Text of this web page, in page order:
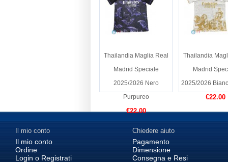
Thailandia Maglia Real
Madrid Speciale
2025/2026 Nero
Purpureo
€22.00
Thailandia
Madrid
2025/2026
€22.00
Il mio conto
Il mio conto
Ordine
Login o Registrati
Chiedere aiuto
Pagamento
Dimensione
Consegna e Resi